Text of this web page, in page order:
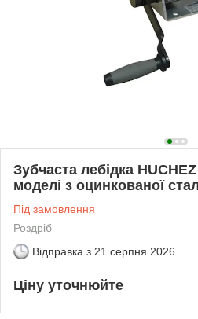
Зубчаста лебідка
моделі з оцинкованої
Під замовлення
Роздріб
Відправка з 21 серпня 2026
Ціну уточнюйте